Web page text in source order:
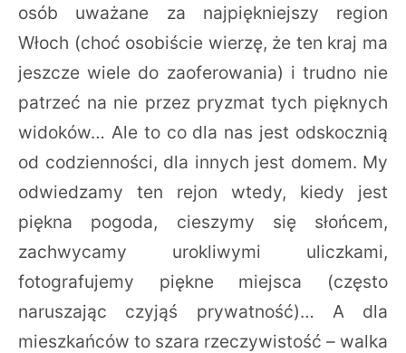
osób uważane za najpiękniejszy region
Włoch (choć osobiście wierzę, że ten kraj ma
jeszcze wiele do zaoferowania) i trudno nie
patrzeć na nie przez pryzmat tych pięknych
widoków… Ale to co dla nas jest odskocznią
od codzienności, dla innych jest domem. My
odwiedzamy ten rejon wtedy, kiedy jest
piękna pogoda, cieszymy się słońcem,
zachwycamy urokliwymi uliczkami,
fotografujemy piękne miejsca (często
naruszając czyjąś prywatność)… A dla
mieszkańców to szara rzeczywistość – walka